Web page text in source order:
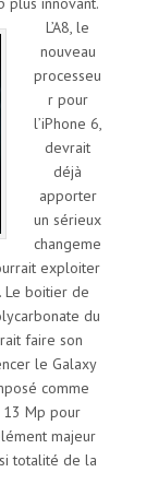
L’A8, le
nouveau
processeu
r pour
l’iPhone 6,
devrait
déjà
apporter
un sérieux
changeme
exploiter
Le boitier de
du
faire son
le Galaxy
comme
13 Mp pour
majeur
totalité de la